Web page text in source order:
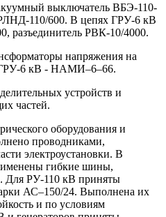
выключатель ВБЭ-110-
110/600. В цепях ГРУ-6 кВ
разъединитель РВК-10/4000.
напряжения на
6 кВ - НАМИ–6–66.
устройств и
частей.
оборудования и
проводниками,
электроустановки. В
гибкие шины,
Для РУ-110 кВ приняты
АС–150/24. Выполнена их
и по условиям